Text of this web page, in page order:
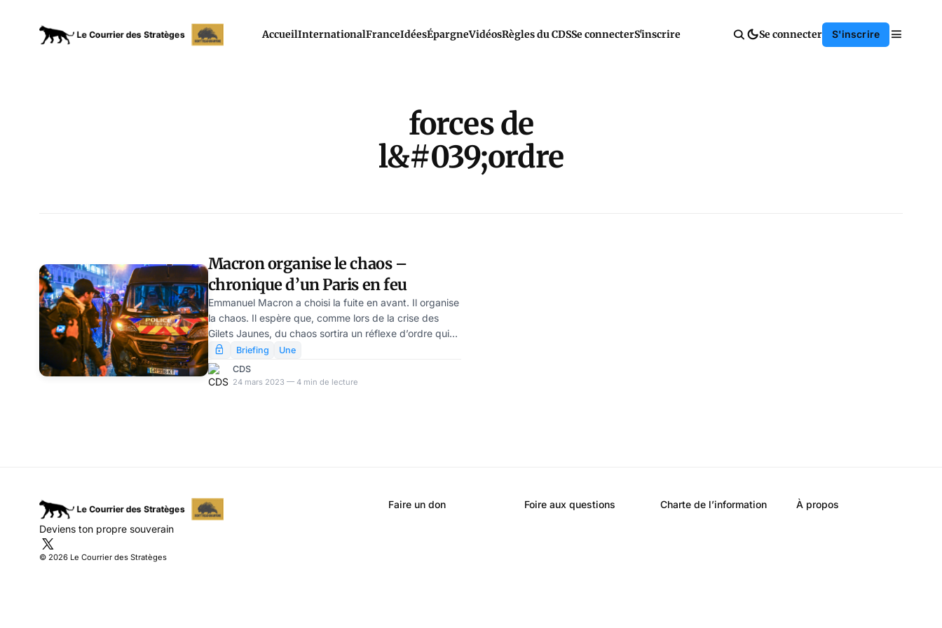
AccueilInternationalFranceIdéesÉpargneVidéosRègles du CDSSe connecterS'inscrire Se connecter S'inscrire
forces de
l&#039;ordre
Macron organise le chaos –
chronique d’un Paris en feu
Emmanuel Macron a choisi la fuite en avant. Il organise
la chaos. Il espère que, comme lors de la crise des
Gilets Jaunes, du chaos sortira un réflexe d’ordre qui
sauvera son pouvoir. mais cette fois le mouvement
social est appuyé par les syndicats, il a des centaines
de parlementaires à ses côtés et la jeunesse manifeste!
Briefing
Une
CDS
24 mars 2023 — 4 min de lecture
Deviens ton propre souverain
© 2026 Le Courrier des Stratèges
Faire un don Foire aux questions Charte de l’information À propos